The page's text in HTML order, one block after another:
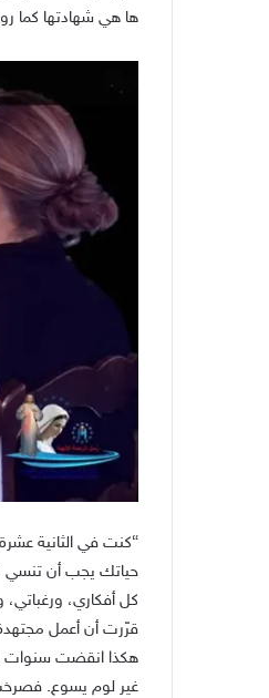
ها هي شهادتها كما
“كنت في الثانية
حياتك يجب أن تنسي
كل أفكاري،
قرّرت أن أعمل
هكذا انقضت سنوات
غير لوم يسوع.